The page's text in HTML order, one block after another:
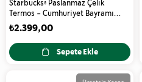
Starbucks® Paslanmaz Çelik
Termos - Cumhuriyet Bayramı
2025 Tasarımlı - Kırmızı - 473 ml
- 11176690
₺2.399,00
Sepete Ekle